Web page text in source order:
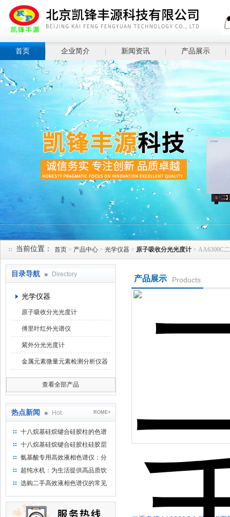
首页 企业简介 新闻资讯 产品展示
当前位置： 首页 > 产品中心 > 光学仪器 > 原子吸收分光光度计 > AA6300C
目录导航 Directory
光学仪器
原子吸收分光光度计
傅里叶红外光谱仪
紫外分光光度计
金属元素微量元素检测分析仪器
查看全部产品
热点新闻 Hot ROME+
十八烷基硅烷键合硅胶柱的色谱
方法浅述
十八烷基硅烷键合硅胶柱硅胶层
析时如何装柱
氨基酸专用高效液相色谱仪：分
析氨基酸的仪器
超纯水机：为生活提供高品质饮
用水
选购二手高效液相色谱仪的常见
产品展示 Products